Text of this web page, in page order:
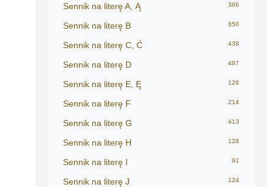
Sennik na literę A, Ą 366
Sennik na literę B 650
Sennik na literę C, Ć 438
Sennik na literę D 487
Sennik na literę E, Ę 126
Sennik na literę F 214
Sennik na literę G 413
Sennik na literę H 128
Sennik na literę I 91
Sennik na literę J 124